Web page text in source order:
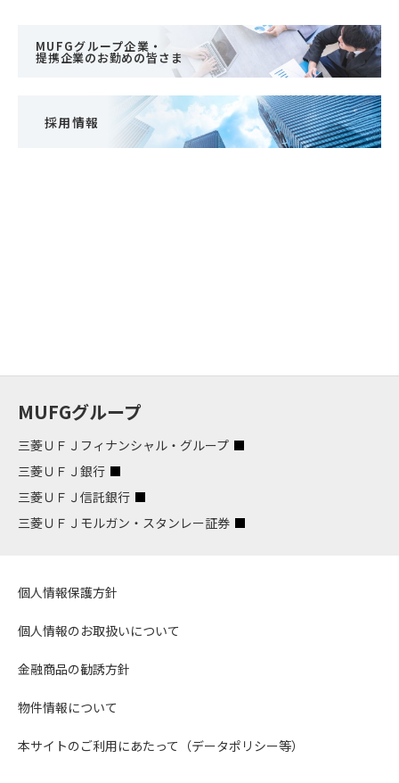
MUFGグループ企業・
提携企業のお勤めの皆さま
採用情報
MUFGグループ
三菱ＵＦＪフィナンシャル・グループ
三菱ＵＦＪ銀行
三菱ＵＦＪ信託銀行
三菱ＵＦＪモルガン・スタンレー証券
個人情報保護方針
個人情報のお取扱いについて
金融商品の勧誘方針
物件情報について
本サイトのご利用にあたって（データポリシー等）